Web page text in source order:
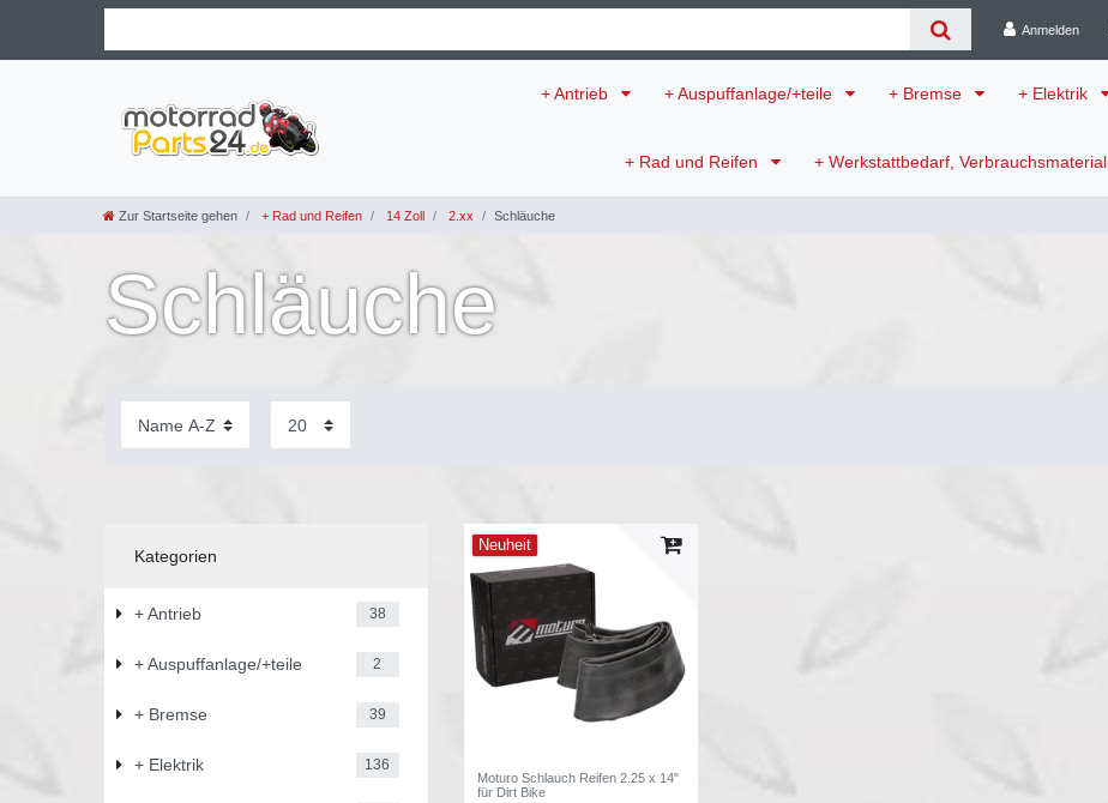
Anmelden
+ Antrieb + Auspuffanlage/+teile + Bremse + Elektrik
+ Rad und Reifen + Werkstattbedarf, Verbrauchsmaterial
Zur Startseite gehen + Rad und Reifen 14 Zoll 2.xx Schläuche
Schläuche
Kategorien
+ Antrieb 38
+ Auspuffanlage/+teile 2
+ Bremse 39
+ Elektrik 136
Neuheit
Moturo Schlauch Reifen 2.25 x 14"
für Dirt Bike